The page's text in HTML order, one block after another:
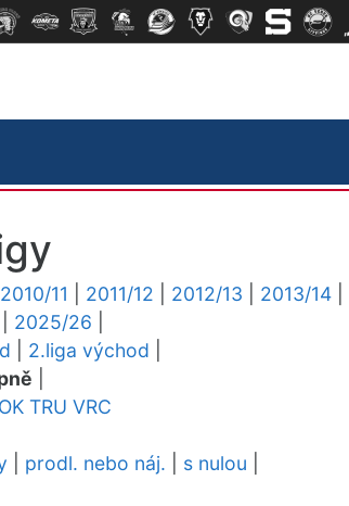
2010/11 2011/12 2012/13 2013/14
2025/26
2.liga východ
TRU VRC
prodl. nebo náj. s nulou